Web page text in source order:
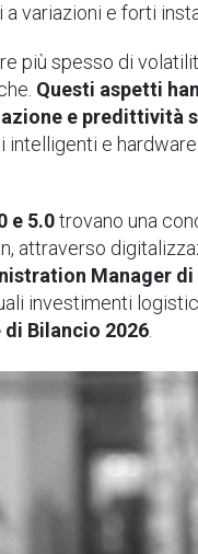
variazioni e forti
più spesso di
Questi aspetti
e predittività
intelligenti e
e 5.0trovano una
attraverso
Manager di
investimenti
Bilancio 2026